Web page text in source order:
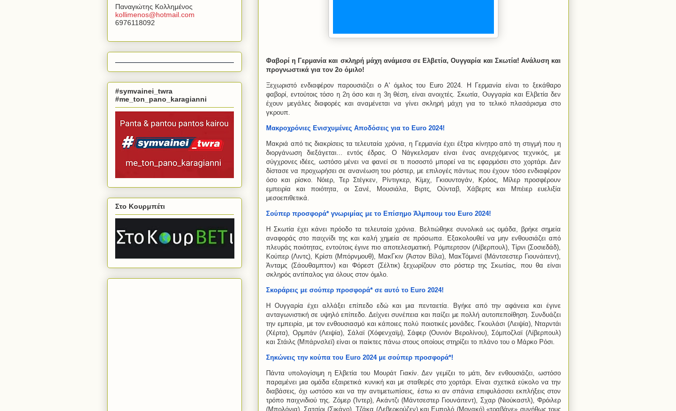
Φαβορί η Γερμανία και σκληρή μάχη ανάμεσα σε Ελβετία, Ουγγαρία και Σκωτία! Ανάλυση και
προγνωστικά για τον 2ο όμιλο!
Ξεχωριστό ενδιαφέρον παρουσιάζει ο Α' όμιλος του Euro 2024. Η Γερμανία είναι το ξεκάθαρο
φαβορί, εντούτοις τόσο η 2η όσο και η 3η θέση, είναι ανοιχτές. Σκωτία, Ουγγαρία και Ελβετία δεν
έχουν μεγάλες διαφορές και αναμένεται να γίνει σκληρή μάχη για το τελικό πλασάρισμα στο
γκρουπ.
Μακροχρόνιες Ενισχυμένες Αποδόσεις για το Euro 2024!
Μακριά από τις διακρίσεις τα τελευταία χρόνια, η Γερμανία έχει έξτρα κίνητρο από τη στιγμή που η
διοργάνωση διεξάγεται... εντός έδρας. Ο Νάγκελσμαν είναι ένας ανερχόμενος τεχνικός, με
σύγχρονες ιδέες, ωστόσο μένει να φανεί σε τι ποσοστό μπορεί να τις εφαρμόσει στο χορτάρι. Δεν
δίστασε να προχωρήσει σε ανανέωση του ρόστερ, με επιλογές πάντως που έχουν τόσο ενδιαφέρον
όσο και ρίσκο. Νόιερ, Τερ Στέγκεν, Ρίντιγκερ, Κίμιχ, Γκιουντογάν, Κρόος, Μίλερ προσφέρουν
εμπειρία και ποιότητα, οι Σανέ, Μουσιάλα, Βιρτς, Ούνταβ, Χάβερτς και Μπέιερ ευελιξία
μεσοεπιθετικά.
Σούπερ προσφορά* γνωριμίας με το Επίσημο Άλμπουμ του Euro 2024!
Η Σκωτία έχει κάνει πρόοδο τα τελευταία χρόνια. Βελτιώθηκε συνολικά ως ομάδα, βρήκε σημεία
αναφοράς στο παιχνίδι της και καλή χημεία σε πρόσωπα. Εξακολουθεί να μην ενθουσιάζει από
πλευράς ποιότητας, εντούτοις έγινε πιο αποτελεσματική. Ρόμπερτσον (Λίβερπουλ), Τίρνι (Σοσιεδάδ),
Κούπερ (Λιντς), Κρίστι (Μπόρνμουθ), ΜακΓκιν (Άστον Βίλα), ΜακΤόμινεϊ (Μάντσεστερ Γιουνάιτεντ),
Άνταμς (Σάουθαμπτον) και Φόρεστ (Σέλτικ) ξεχωρίζουν στο ρόστερ της Σκωτίας, που θα είναι
σκληρός αντίπαλος για όλους στον όμιλο.
Σκοράρεις με σούπερ προσφορά* σε αυτό το Euro 2024!
Η Ουγγαρία έχει αλλάξει επίπεδο εδώ και μια πενταετία. Βγήκε από την αφάνεια και έγινε
ανταγωνιστική σε υψηλό επίπεδο. Δείχνει συνέπεια και παίζει με πολλή αυτοπεποίθηση. Συνδυάζει
την εμπειρία, με τον ενθουσιασμό και κάποιες πολύ ποιοτικές μονάδες. Γκουλάσι (Λειψία), Νταρντάι
(Χέρτα), Ορμπάν (Λειψία), Σάλαϊ (Χόφενχαϊμ), Σάφερ (Ουνιόν Βερολίνου), Σόμποζλαϊ (Λίβερπουλ)
και Στάιλς (Μπάρνσλεϊ) είναι οι παίκτες πάνω στους οποίους στηρίζει το πλάνο του ο Μάρκο Ρόσι.
Σηκώνεις την κούπα του Euro 2024 με σούπερ προσφορά*!
Πάντα υπολογίσιμη η Ελβετία του Μουράτ Γιακίν. Δεν γεμίζει το μάτι, δεν ενθουσιάζει, ωστόσο
παραμένει μια ομάδα εξαιρετικά κυνική και με σταθερές στο χορτάρι. Είναι σχετικά εύκολο να την
διαβάσεις, όχι ωστόσο και να την αντιμετωπίσεις, έστω κι αν σπάνια επιφυλάσσει εκπλήξεις στον
τρόπο παιχνιδιού της. Ζόμερ (Ίντερ), Ακάντζι (Μάντσεστερ Γιουνάιτεντ), Σχαρ (Νιούκαστλ), Φρόιλερ
(Μπολόνια), Σατσίρι (Σικάγο), Τζάκα (Λεβερκούζεν) και Εμπολό (Μονακό) «τραβάνε» συνήθως τους
Παναγιώτης Κολλημένος
kollimenos@hotmail com
6976118092
#symvainei_twra
#me_ton_pano_karagianni
Στο Κουρμπέτι